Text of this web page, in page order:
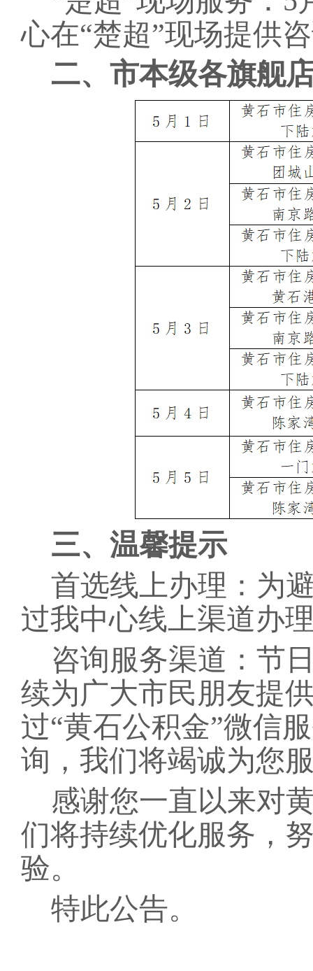
心在“楚超”现场提供
二、市本级各旗舰
三、 温馨提示
首选线上办理：为
过我中心线上渠道办
咨询服务渠道： 节
续为广大市民朋友提
过“黄石公积金”微信
询，我们将竭诚为您
感谢您一直以来对
们将持续优化服务，
验。
特此公告。